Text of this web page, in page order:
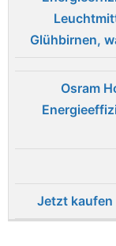
Osram
Jetzt kaufen